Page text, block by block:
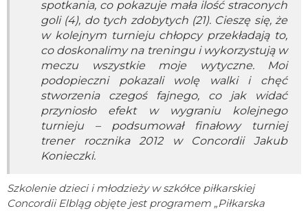
spotkania, co pokazuje mała ilość straconych
goli (4), do tych zdobytych (21). Cieszę się, że
w kolejnym turnieju chłopcy przekładają to,
co doskonalimy na treningu i wykorzystują w
meczu wszystkie moje wytyczne. Moi
podopieczni pokazali wolę walki i chęć
stworzenia czegoś fajnego, co jak widać
przyniosło efekt w wygraniu kolejnego
turnieju – podsumował finałowy turniej
trener rocznika 2012 w Concordii Jakub
Konieczki.
Szkolenie dzieci i młodzieży w szkółce piłkarskiej
Concordii Elbląg objęte jest programem „Piłkarska